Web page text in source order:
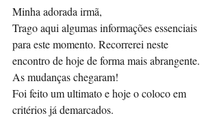
Minha adorada irmã,
Trago aqui algumas informações essenciais
para este momento. Recorrerei neste
encontro de hoje de forma mais abrangente.
As mudanças chegaram!
Foi feito um ultimato e hoje o coloco em
critérios já demarcados.